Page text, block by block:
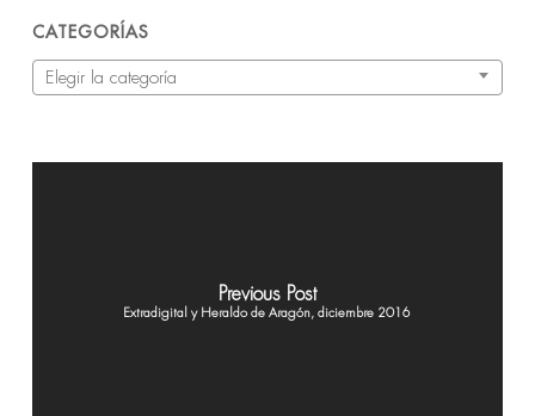
CATEGORÍAS
Categorías
Elegir la categoría
Previous Post
Extradigital y Heraldo de Aragón, diciembre 2016